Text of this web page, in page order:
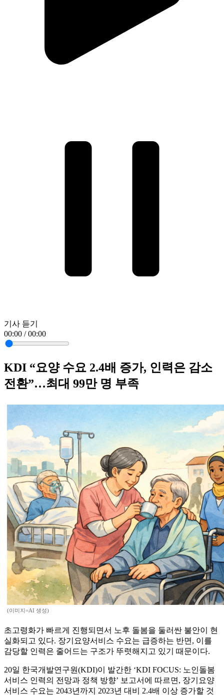
기사 듣기
00:00 / 00:00
KDI “요양 수요 2.4배 증가, 인력은 감소
전환”…최대 99만 명 부족
(이미지=AI 생성)
초고령화가 빠르게 진행되면서 노후 돌봄을 둘러싼 불안이 현
실화되고 있다. 장기요양서비스 수요는 급증하는 반면, 이를
감당할 인력은 줄어드는 구조가 뚜렷해지고 있기 때문이다.
20일 한국개발연구원(KDI)이 발간한 ‘KDI FOCUS: 노인돌봄
서비스 인력의 전망과 정책 방향’ 보고서에 따르면, 장기요양
서비스 수요는 2043년까지 2023년 대비 2.4배 이상 증가할 것